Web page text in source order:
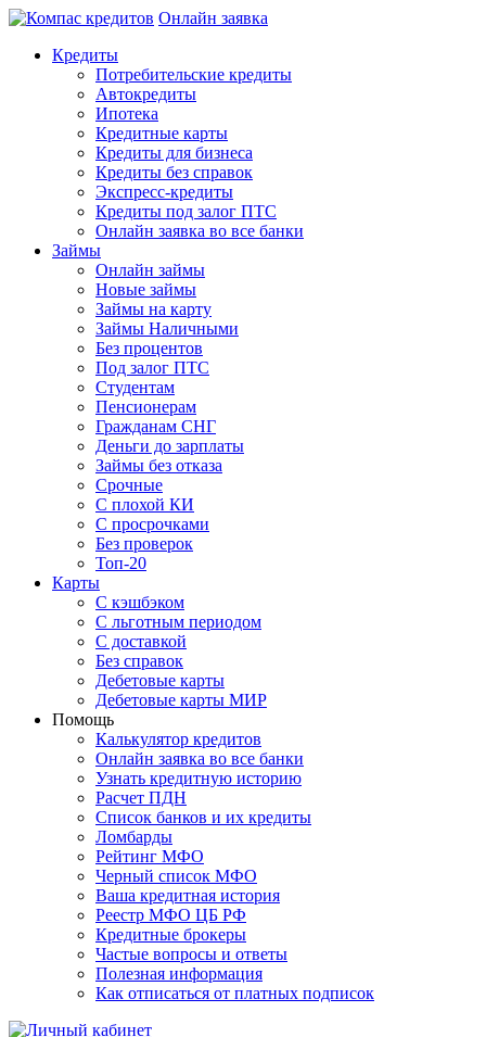
Онлайн заявка
Кредиты
Потребительские кредиты
Автокредиты
Ипотека
Кредитные карты
Кредиты для бизнеса
Кредиты без справок
Экспресс-кредиты
Кредиты под залог ПТС
Онлайн заявка во все банки
Займы
Онлайн займы
Новые займы
Займы на карту
Займы Наличными
Без процентов
Под залог ПТС
Студентам
Пенсионерам
Гражданам СНГ
Деньги до зарплаты
Займы без отказа
Срочные
С плохой КИ
С просрочками
Без проверок
Топ-20
Карты
С кэшбэком
С льготным периодом
С доставкой
Без справок
Дебетовые карты
Дебетовые карты МИР
Помощь
Калькулятор кредитов
Онлайн заявка во все банки
Узнать кредитную историю
Расчет ПДН
Список банков и их кредиты
Ломбарды
Рейтинг МФО
Черный список МФО
Ваша кредитная история
Реестр МФО ЦБ РФ
Кредитные брокеры
Частые вопросы и ответы
Полезная информация
Как отписаться от платных подписок